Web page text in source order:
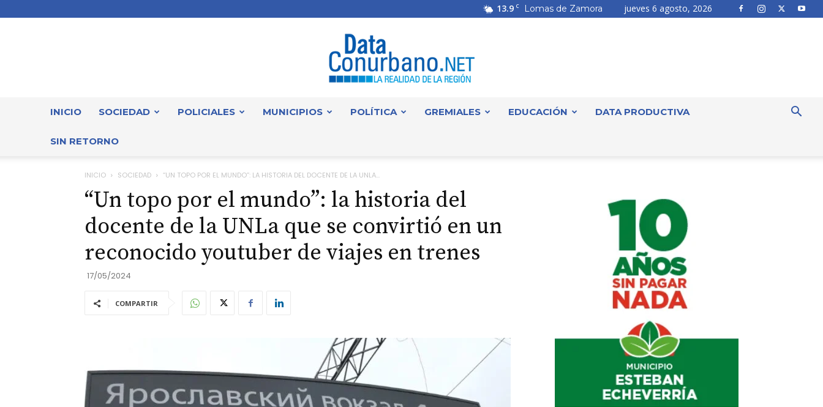
13.9 C Lomas de Zamora jueves 6 agosto, 2026
INICIO SOCIEDAD POLICIALES MUNICIPIOS POLÍTICA GREMIALES EDUCACIÓN DATA PRODUCTIVA
SIN RETORNO
INICIO SOCIEDAD “UN TOPO POR EL MUNDO”: LA HISTORIA DEL DOCENTE DE LA UNLA...
“Un topo por el mundo”: la historia del
docente de la UNLa que se convirtió en un
reconocido youtuber de viajes en trenes
17/05/2024
COMPARTIR